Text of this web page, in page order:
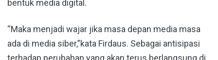
bentuk media digital.
“Maka menjadi wajar jika masa depan media masa
ada di media siber,”kata Firdaus. Sebagai antisipasi
terhadap perubahan yang akan terus berlangsung di